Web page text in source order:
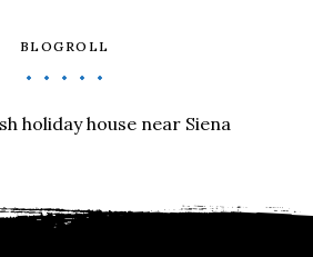
BLOGROLL
holiday house near Siena